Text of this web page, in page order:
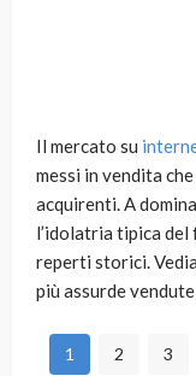
Il mercato su
messi in vendita
acquirenti. A
l’idolatria tipica del
reperti storici.
più assurde
1 2 3